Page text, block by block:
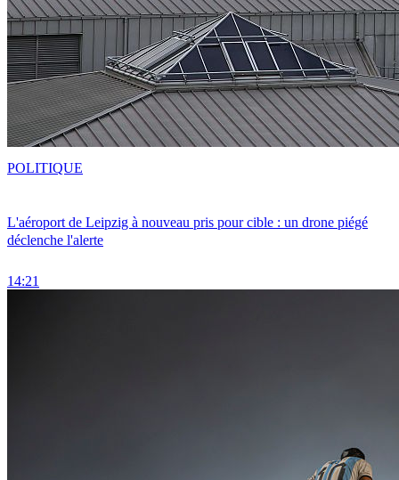
L'aéroport de Leipzig à nouveau pris pour cible : un drone piégé
déclenche l'alerte
14:21
POLITIQUE